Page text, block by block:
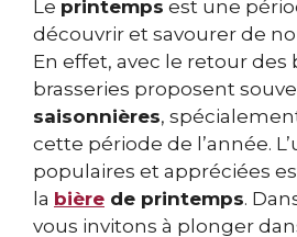
Le printemps est une
découvrir et savourer de
En effet, avec le retour des
brasseries proposent
saisonnières,
cette période de l’année.
populaires et appréciées
la bière de printemps.
vous invitons à plonger